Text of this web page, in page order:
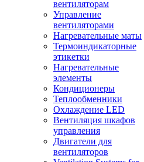
вентиляторам
Управление
вентиляторами
Нагревательные маты
Термоиндикаторные
этикетки
Нагревательные
элементы
Кондиционеры
Теплообменники
Охлаждение LED
Вентиляция шкафов
управления
Двигатели для
вентиляторов